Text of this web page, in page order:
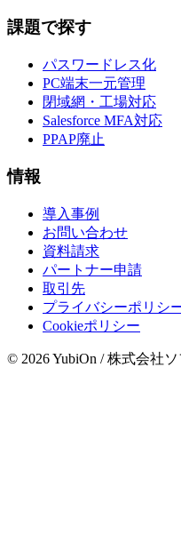
課題で探す
パスワードレス化
PC端末一元管理
閉域網・工場対応
Salesforce MFA対応
PPAP廃止
情報
導入事例
お問い合わせ
資料請求
パートナー申請
取引先
プライバシーポリシ
Cookieポリシー
© 2026 YubiOn / 株式会社